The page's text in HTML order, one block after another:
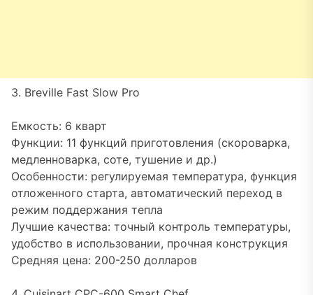
3. Breville Fast Slow Pro
Емкость: 6 кварт
Функции: 11 функций приготовления (скороварка,
медленноварка, соте, тушение и др.)
Особенности: регулируемая температура, функция
отложенного старта, автоматический переход в
режим поддержания тепла
Лучшие качества: точный контроль температуры,
удобство в использовании, прочная конструкция
Средняя цена: 200-250 долларов